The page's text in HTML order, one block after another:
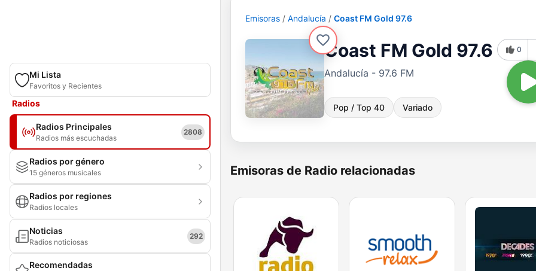
Mi Lista
Favoritos y Recientes
Radios
Radios Principales
Radios más escuchadas
2808
Radios por género
15 géneros musicales
Radios por regiones
Radios locales
Noticias
Radios noticiosas
292
Recomendadas
Emisoras Andalucía Coast FM Gold 97.6
Coast FM Gold 97.6
Andalucía - 97.6 FM
Pop / Top 40 Variado
0
Emisoras de Radio relacionadas